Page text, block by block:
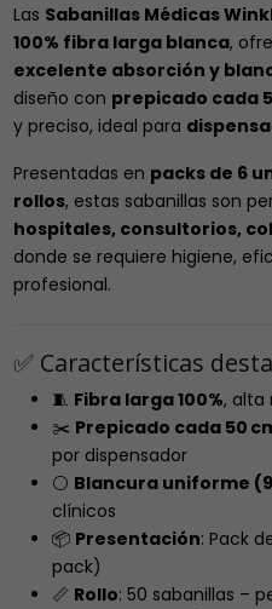
Las Sabanillas Médicas
100% fibra larga blanca,
excelente absorción y
diseño con prepicado cada
y preciso, ideal para
Presentadas en packs de 6
rollos, estas sabanillas son
hospitales, consultorios,
donde se requiere higiene,
profesional.
✅ Características
🧵 Fibra larga 100%, alta
✂️ Prepicado cada 50
por dispensador
⚪ Blancura uniforme
clínicos
📦 Presentación: Pack
pack)
📏 Rollo: 50 sabanillas –